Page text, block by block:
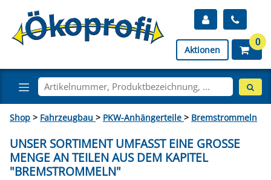
Aktionen
0
Shop > Fahrzeugbau > PKW-Anhängerteile > Bremstrommeln
UNSER SORTIMENT UMFASST EINE GROSSE M
ENGE AN TEILEN AUS DEM KAPITEL "
BREMSTROMMELN"